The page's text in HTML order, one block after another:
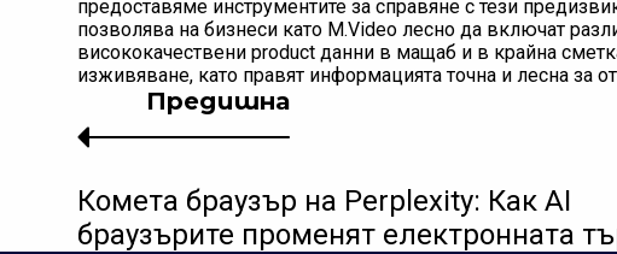
предоставяме инструментите за справяне с тези
позволява на бизнеси като M.Video лесно да включат
висококачествени product данни в мащаб и в крайна
изживяване, като правят информацията точна и лесна за
Предишна
Комета браузър на Perplexity: Как AI
браузърите променят електронната